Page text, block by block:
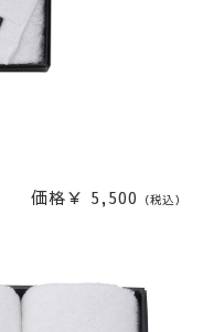
価格￥ 5,500 （税込）